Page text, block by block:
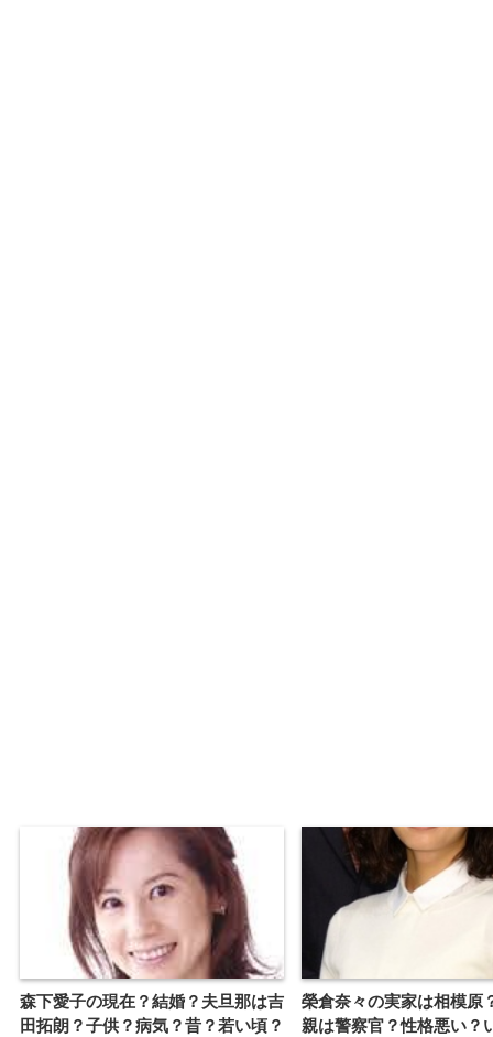
森下愛子の現在？結婚？夫旦那は吉
田拓朗？子供？病気？昔？若い頃？
榮倉奈々の実家は相模原
親は警察官？性格悪い？